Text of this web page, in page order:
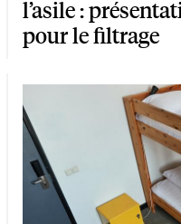
l’asile :
pour le filtrage